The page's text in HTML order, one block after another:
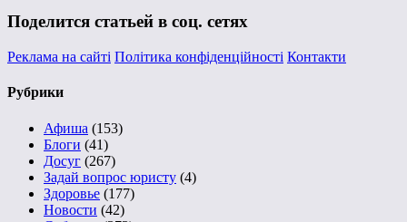
Поделится статьей в соц. сетях
Реклама на сайті Політика конфіденційності Контакти
Рубрики
Афиша (153)
Блоги (41)
Досуг (267)
Задай вопрос юристу (4)
Здоровье (177)
Новости (42)